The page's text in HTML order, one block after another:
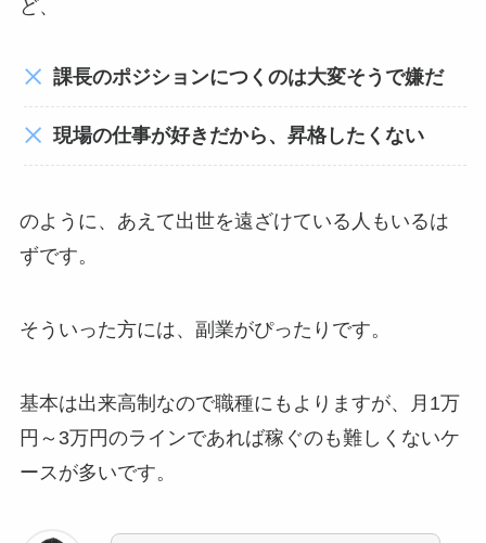
ど、
課長のポジションにつくのは大変そうで嫌だ
現場の仕事が好きだから、昇格したくない
のように、あえて出世を遠ざけている人もいるは
ずです。
そういった方には、副業がぴったりです。
基本は出来高制なので職種にもよりますが、月1万
円～3万円のラインであれば稼ぐのも難しくないケ
ースが多いです。